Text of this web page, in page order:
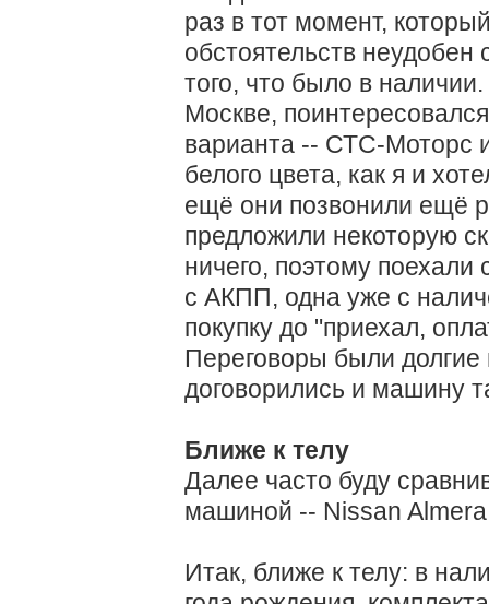
раз в тот момент,
обстоятельств
того, что было в
Москве,
варианта -- СТС-Моторс
белого цвета, как я и
ещё они позвонили ещё
предложили некоторую
ничего, поэтому
с АКПП, одна уже с
покупку до "приехал,
Переговоры были долгие
договорились и машину
Ближе к телу
Далее часто буду
машиной -- Nissan
Итак, ближе к телу: в